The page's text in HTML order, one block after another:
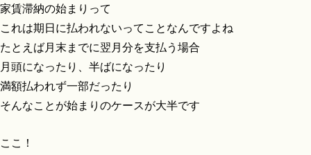
家賃滞納の始まりって
これは期日に払われないってことなんですよね
たとえば月末までに翌月分を支払う場合
月頭になったり、半ばになったり
満額払われず一部だったり
そんなことが始まりのケースが大半です
ここ！